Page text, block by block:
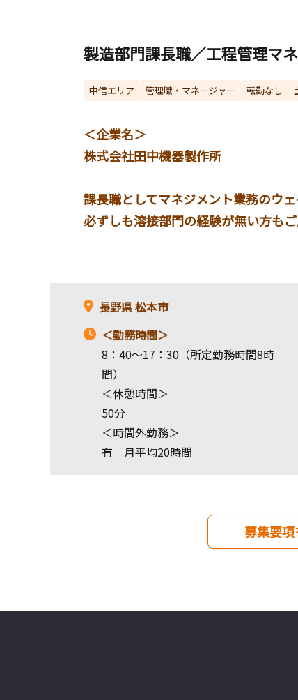
製造部門課長職／工程管理マ
中信エリア 管理職・マネージャー 転勤なし
＜企業名＞
株式会社田中機器製作所
課長職としてマネジメント業務のウェ
必ずしも溶接部門の経験が無い方もご
長野県松本市
＜勤務時間＞
8：40～17：30（所定勤務時間8時
間）
＜休憩時間＞
50分
＜時間外勤務＞
有 月平均20時間
募集要